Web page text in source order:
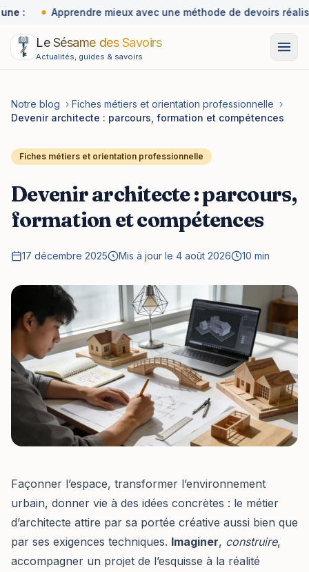
: Apprendre mieux avec une méthode de devoirs
Le Sésame des Savoirs
Actualités, guides & savoirs
Notre blog › Fiches métiers et orientation professionnelle ›
Devenir architecte : parcours, formation et compétences
Fiches métiers et orientation professionnelle
Devenir architecte : parcours,
formation et compétences
17 décembre 2025 Mis à jour le 4 août 2026 10 min
Façonner l’espace, transformer l’environnement
urbain, donner vie à des idées concrètes : le métier
d’architecte attire par sa portée créative aussi bien que
par ses exigences techniques. Imaginer, construire,
accompagner un projet de l’esquisse à la réalité